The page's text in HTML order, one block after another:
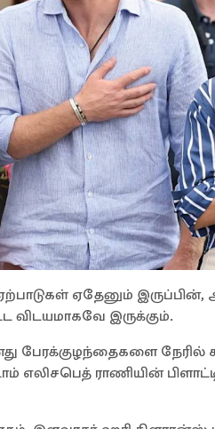
ஏற்பாடுகள் ஏதேனும்
விடயமாகவே இருக்கும்.
பேரக்குழந்தைகளை நேரில்
எலிசபெத் ராணியின்